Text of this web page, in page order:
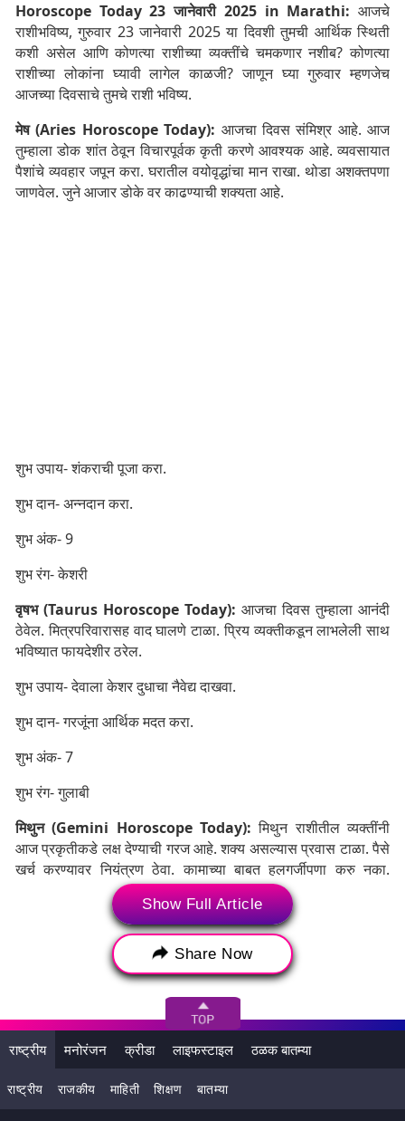
Horoscope Today 23 जानेवारी 2025 in Marathi: आजचे
राशीभविष्य, गुरुवार 23 जानेवारी 2025 या दिवशी तुमची आर्थिक स्थिती
कशी असेल आणि कोणत्या राशीच्या व्यक्तींचे चमकणार नशीब? कोणत्या
राशीच्या लोकांना घ्यावी लागेल काळजी? जाणून घ्या गुरुवार म्हणजेच
आजच्या दिवसाचे तुमचे राशी भविष्य.
मेष (Aries Horoscope Today): आजचा दिवस संमिश्र आहे. आज
तुम्हाला डोक शांत ठेवून विचारपूर्वक कृती करणे आवश्यक आहे. व्यवसायात
पैशांचे व्यवहार जपून करा. घरातील वयोवृद्धांचा मान राखा. थोडा अशक्तपणा
जाणवेल. जुने आजार डोके वर काढण्याची शक्यता आहे.
शुभ उपाय- शंकराची पूजा करा.
शुभ दान- अन्नदान करा.
शुभ अंक- 9
शुभ रंग- केशरी
वृषभ (Taurus Horoscope Today): आजचा दिवस तुम्हाला आनंदी
ठेवेल. मित्रपरिवारासह वाद घालणे टाळा. प्रिय व्यक्तीकडून लाभलेली साथ
भविष्यात फायदेशीर ठरेल.
शुभ उपाय- देवाला केशर दुधाचा नैवेद्य दाखवा.
शुभ दान- गरजूंना आर्थिक मदत करा.
शुभ अंक- 7
शुभ रंग- गुलाबी
मिथुन (Gemini Horoscope Today): मिथुन राशीतील व्यक्तींनी
आज प्रकृतीकडे लक्ष देण्याची गरज आहे. शक्य असल्यास प्रवास टाळा. पैसे
खर्च करण्यावर नियंत्रण ठेवा. कामाच्या बाबत हलगर्जीपणा करु नका.
कोणत्याही नवीन कामाचे आज नियोजन करू नका.
Show Full Article
Share Now
राष्ट्रीय मनोरंजन क्रीडा लाइफस्टाइल ठळक बातम्या
राष्ट्रीय राजकीय माहिती शिक्षण बातम्या